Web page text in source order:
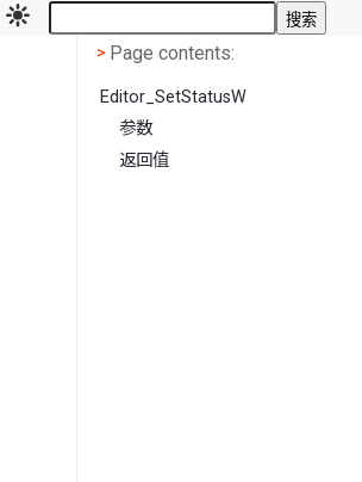
搜索
< Page contents
> Page contents:
Editor_SetStatusW
参数
返回值